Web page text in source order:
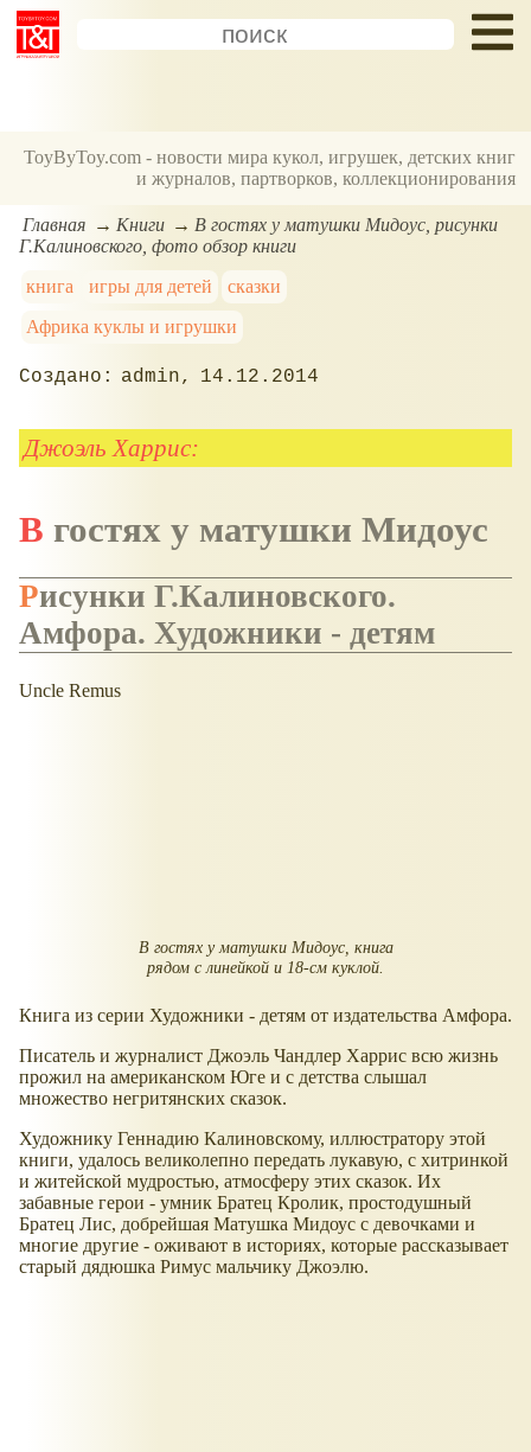
ToyByToy.com - новости мира кукол, игрушек, детских книг
и журналов, партворков, коллекционирования
Главная Книги
В гостях у матушки Мидоус, рисунки
Г.Калиновского, фото обзор книги
книга
игры для детей
сказки
Африка куклы и игрушки
admin 14.12.2014
Джоэль Харрис:
В гостях у матушки Мидоус
Рисунки Г.Калиновского.
Амфора. Художники - детям
Uncle Remus
В гостях у матушки Мидоус, книга
рядом с линейкой и 18-см куклой.
Книга из серии Художники - детям от издательства Амфора.
Писатель и журналист Джоэль Чандлер Харрис всю жизнь
прожил на американском Юге и с детства слышал
множество негритянских сказок.
Художнику Геннадию Калиновскому, иллюстратору этой
книги, удалось великолепно передать лукавую, с хитринкой
и житейской мудростью, атмосферу этих сказок. Их
забавные герои - умник Братец Кролик, простодушный
Братец Лис, добрейшая Матушка Мидоус с девочками и
многие другие - оживают в историях, которые рассказывает
старый дядюшка Римус мальчику Джоэлю.